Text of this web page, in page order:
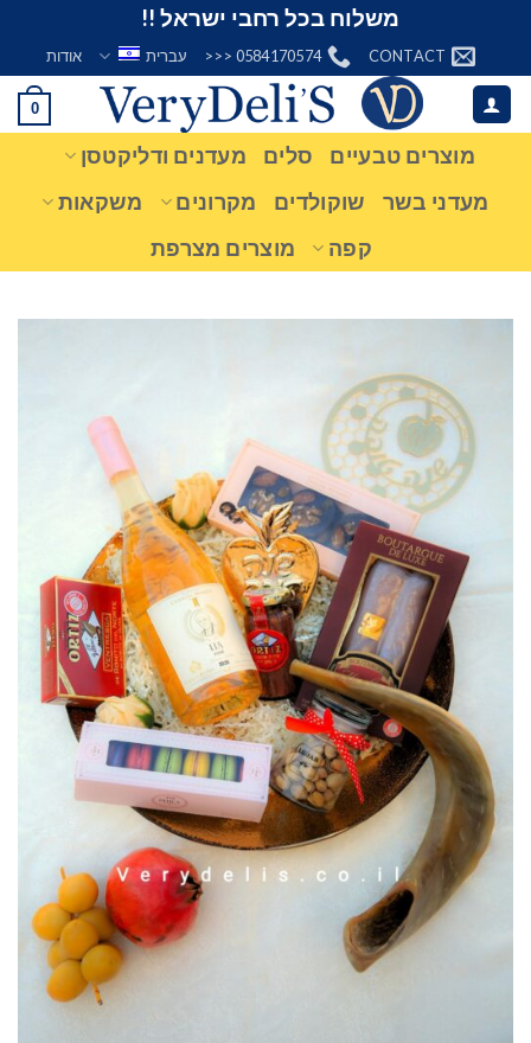
content
משלוח בכל רחבי ישראל !!
CONTACT
0584170574 <<< עברית אודות
0
מוצרים טבעיים סלים
מעדנים ודליקטסן
מעדני בשר
שוקולדים מקרונים
משקאות
קפה
מוצרים מצרפת